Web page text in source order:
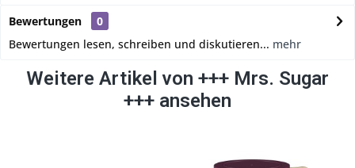
Bewertungen
0
Bewertungen lesen, schreiben und diskutieren... mehr
Weitere Artikel von +++ Mrs. Sugar
+++ ansehen